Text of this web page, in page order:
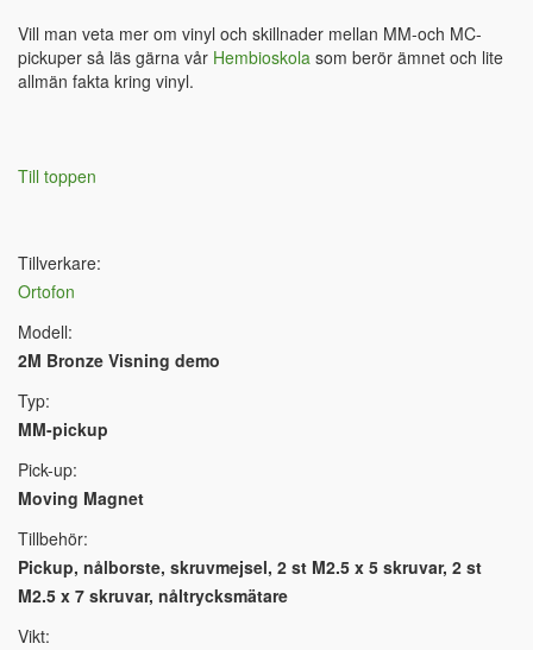
Vill man veta mer om vinyl och skillnader mellan MM-och MC-
pickuper så läs gärna vår Hembioskola som berör ämnet och lite
allmän fakta kring vinyl.
Till toppen
Tillverkare:
Ortofon
Modell:
2M Bronze Visning demo
Typ:
MM-pickup
Pick-up:
Moving Magnet
Tillbehör:
Pickup, nålborste, skruvmejsel, 2 st M2.5 x 5 skruvar, 2 st
M2.5 x 7 skruvar, nåltrycksmätare
Vikt: